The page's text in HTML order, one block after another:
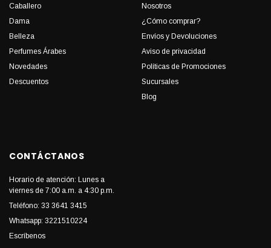
Caballero
Dama
Belleza
Perfumes Árabes
Novedades
Descuentos
Nosotros
¿Cómo comprar?
Envíos y Devoluciones
Aviso de privacidad
Políticas de Promociones
Sucursales
Blog
CONTÁCTANOS
Horario de atención: Lunes a
viernes de 7:00 a.m. a 4:30 p.m.
Teléfono: 33 3641 3415
Whatsapp: 3221510224
Escríbenos